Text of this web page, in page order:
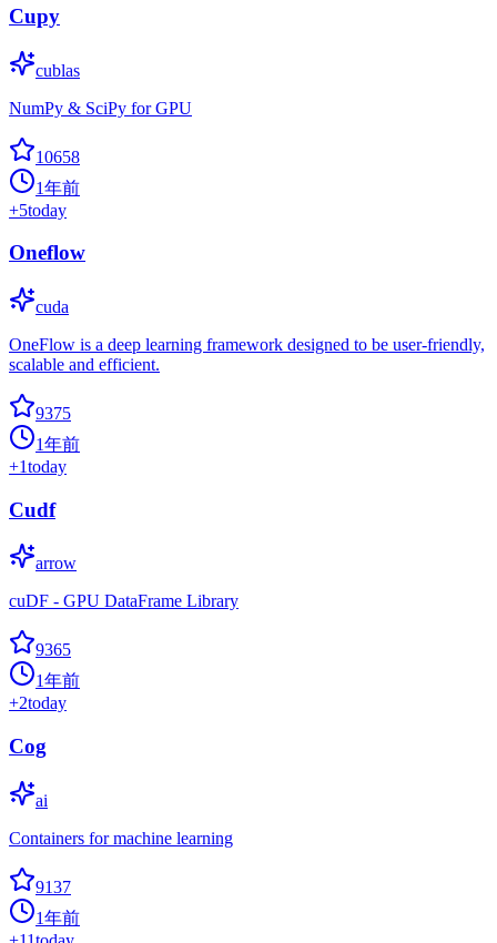
Cupy
cublas
NumPy & SciPy for GPU
10658
1年前
+5today
Oneflow
cuda
OneFlow is a deep learning framework designed to be user-friendly,
scalable and efficient.
9375
1年前
+1today
Cudf
arrow
cuDF - GPU DataFrame Library
9365
1年前
+2today
Cog
ai
Containers for machine learning
9137
1年前